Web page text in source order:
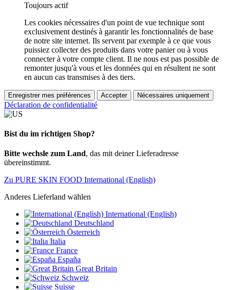
Toujours actif
Les cookies nécessaires d'un point de vue technique sont
exclusivement destinés à garantir les fonctionnalités de base
de notre site internet. Ils servent par exemple à ce que vous
puissiez collecter des produits dans votre panier ou à vous
connecter à votre compte client. Il ne nous est pas possible de
remonter jusqu'à vous et les données qui en résultent ne sont
en aucun cas transmises à des tiers.
Enregistrer mes préférences Accepter Nécessaires uniquement
Déclaration de confidentialité
Bist du im richtigen Shop?
Bitte wechsle zum Land, das mit deiner Lieferadresse
übereinstimmt.
Zu PURE SKIN FOOD International (English)
Anderes Lieferland wählen
International (English)
Deutschland
Österreich
Italia
France
España
Great Britain
Schweiz
Suisse